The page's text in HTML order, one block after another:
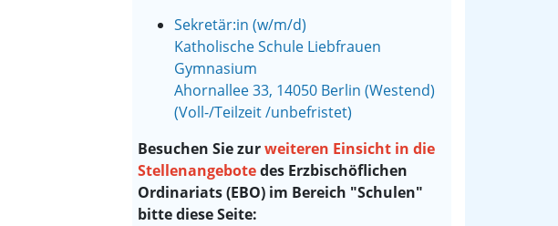
Sekretär:in (w/m/d)
Katholische Schule Liebfrauen
Gymnasium
Ahornallee 33, 14050 Berlin (Westend)
(Voll-/Teilzeit /unbefristet)
Besuchen Sie zurweiteren Einsicht in die
Stellenangebotedes Erzbischöflichen
Ordinariats (EBO) im Bereich "Schulen"
bitte diese Seite: